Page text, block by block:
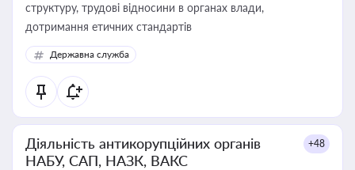
структуру, трудові відносини в органах влади,
дотримання етичних стандартів
Державна служба
Діяльність антикорупційних органів
НАБУ, САП, НАЗК, ВАКС
+48